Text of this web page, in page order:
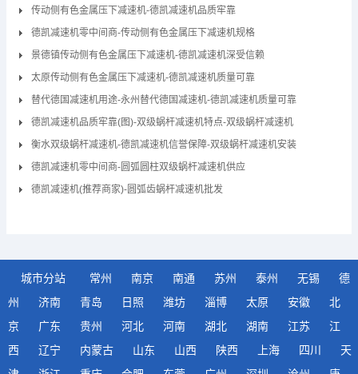
传动侧有色金属压下减速机-德凯减速机品质牢靠
德凯减速机零中间商-传动侧有色金属压下减速机规格
景德镇传动侧有色金属压下减速机-德凯减速机深受信赖
太原传动侧有色金属压下减速机-德凯减速机质量可靠
替代德国减速机用途-永州替代德国减速机-德凯减速机质量可靠
德凯减速机品质牢靠(图)-双级蜗杆减速机特点-双级蜗杆减速机
衡水双级蜗杆减速机-德凯减速机信誉保障-双级蜗杆减速机安装
德凯减速机零中间商-圆弧圆柱双级蜗杆减速机供应
德凯减速机(推荐商家)-圆弧齿蜗杆减速机批发
城市分站 常州 南京 南通 苏州 泰州 无锡
德
州
济南 青岛 日照 潍坊 淄博 太原 安徽
北
京
广东 贵州 河北 河南 湖北 湖南 江苏
江
西
辽宁 内蒙古 山东 山西 陕西 上海 四川
天